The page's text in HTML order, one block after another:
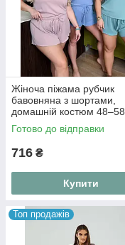
Жіноча піжама рубчик
бавовняна з шортами,
домашній костюм 48–58,
футболка і шорти
Готово до відправки
716 ₴
Купити
Топ продажів